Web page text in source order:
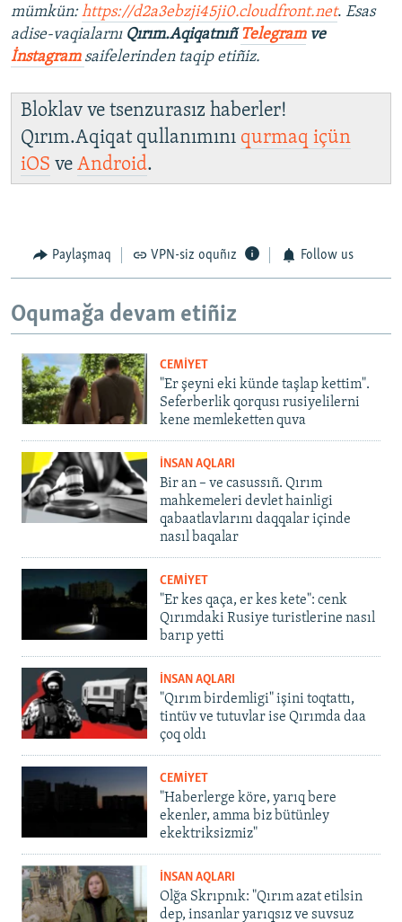
mümkün:https://d2a3ebzji45ji0.cloudfront.net. Esas
adise-vaqialarnı Qırım.Aqiqatnıñ Telegramve
İnstagram saifelerinden taqip etiñiz.
Bloklav ve tsenzurasız haberler!
Qırım.Aqiqat qullanımını qurmaq içün
iOS ve Android.
Paylaşmaq VPN-siz oquñız Follow us
Oqumağa devam etiñiz
CEMİYET
"Er şeyni eki künde taşlap kettim".
Seferberlik qorqusı rusiyelilerni
kene memleketten quva
İNSAN AQLARI
Bir an – ve casussıñ. Qırım
mahkemeleri devlet hainligi
qabaatlavlarını daqqalar içinde
nasıl baqalar
CEMİYET
"Er kes qaça, er kes kete": cenk
Qırımdaki Rusiye turistlerine nasıl
barıp yetti
İNSAN AQLARI
"Qırım birdemligi" işini toqtattı,
tintüv ve tutuvlar ise Qırımda daa
çoq oldı
CEMİYET
"Haberlerge köre, yarıq bere
ekenler, amma biz bütünley
ekektriksizmiz"
İNSAN AQLARI
Olğa Skrıpnık: "Qırım azat etilsin
dep, insanlar yarıqsız ve suvsuz